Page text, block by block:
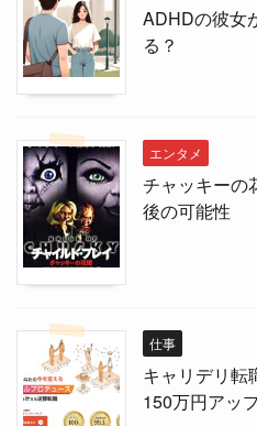
ADHDの彼女
る？
エンタメ
チャッキーの
後の可能性
仕事
キャリデリ転
150万円アッ